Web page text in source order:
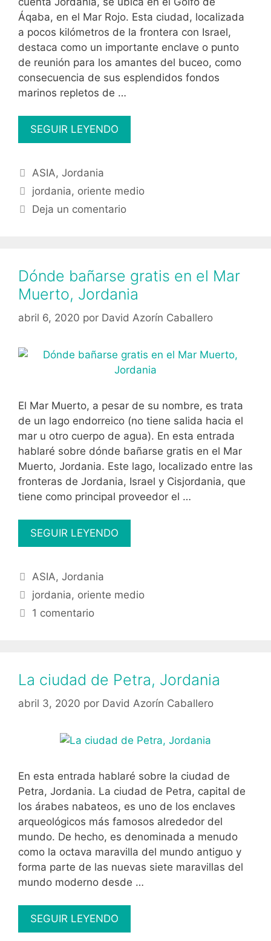
Áqaba, en el Mar Rojo. Esta ciudad, localizada
a pocos kilómetros de la frontera con Israel,
destaca como un importante enclave o punto
de reunión para los amantes del buceo, como
consecuencia de sus esplendidos fondos
marinos repletos de …
SEGUIR LEYENDO
gratis
Mar
Rojo,
Categorías
ASIA,Jordania
Etiquetas
jordania, oriente medio
Deja un comentario
Dónde bañarse gratis en el Mar
Muerto, Jordania
abril 6, 2020 por David Azorín Caballero
El Mar Muerto, a pesar de su nombre, es trata
de un lago endorreico (no tiene salida hacia el
mar u otro cuerpo de agua). En esta entrada
hablaré sobre dónde bañarse gratis en el Mar
Muerto, Jordania. Este lago, localizado entre las
fronteras de Jordania, Israel y Cisjordania, que
tiene como principal proveedor el …
SEGUIR LEYENDO
bañarse
el
Categorías
ASIA,Jordania
Etiquetas
jordania, oriente medio
1 comentario
La ciudad de Petra, Jordania
abril 3, 2020 por David Azorín Caballero
En esta entrada hablaré sobre la ciudad de
Petra, Jordania. La ciudad de Petra, capital de
los árabes nabateos, es uno de los enclaves
arqueológicos más famosos alrededor del
mundo. De hecho, es denominada a menudo
como la octava maravilla del mundo antiguo y
forma parte de las nuevas siete maravillas del
mundo moderno desde …
SEGUIR LEYENDO
ciudad